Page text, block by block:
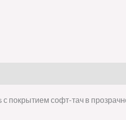
с покрытием софт-тач в